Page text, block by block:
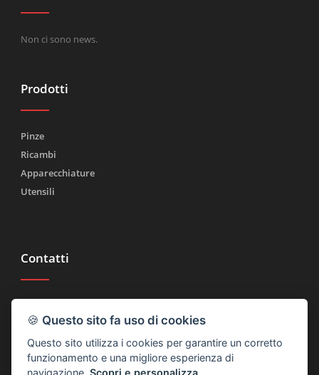
Non ci sono news.
Prodotti
Pinze
Ricambi
Apparecchiature
Utensili
Contatti
Fax (+39) 030 2753090
info@rtmricambi.com
🍪 Questo sito fa uso di cookies
Questo sito utilizza i cookies per garantire un corretto
funzionamento e una migliore esperienza di